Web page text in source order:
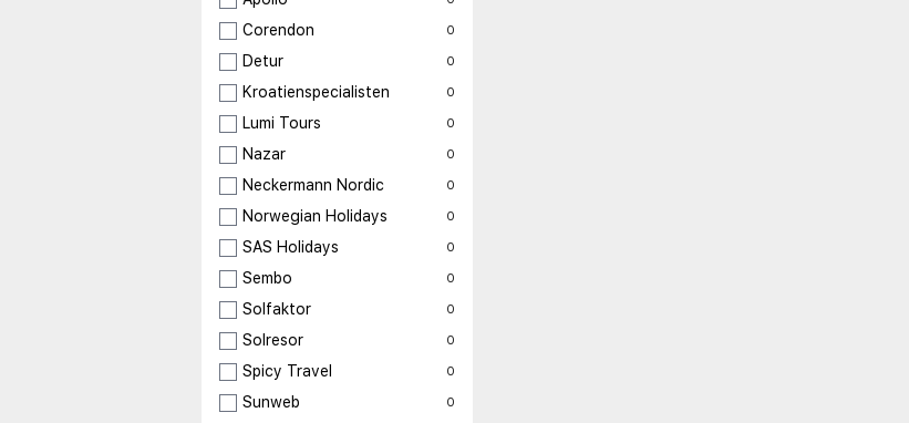
Corendon 0
Detur 0
Kroatienspecialisten 0
Lumi Tours 0
Nazar 0
Neckermann Nordic 0
Norwegian Holidays 0
SAS Holidays 0
Sembo 0
Solfaktor 0
Solresor 0
Spicy Travel 0
Sunweb 0